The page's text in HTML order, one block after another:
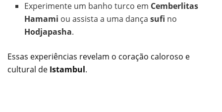
Experimente um banho turco em Cemberlitas
Hamami ou assista a uma dançasufi no
Hodjapasha.
Essas experiências revelam o coração caloroso e
cultural de Istambul.